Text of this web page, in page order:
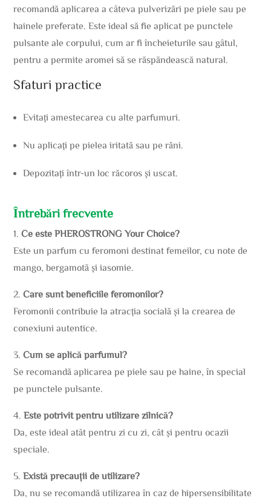
recomandă aplicarea a câteva pulverizări pe piele sau pe
hainele preferate. Este ideal să fie aplicat pe punctele
pulsante ale corpului, cum ar fi încheieturile sau gâtul,
pentru a permite aromei să se răspăndească natural.
Sfaturi practice
Evitați amestecarea cu alte parfumuri.
Nu aplicați pe pielea iritată sau pe răni.
Depozitați într-un loc răcoros și uscat.
Întrebări frecvente
1.Ce este PHEROSTRONG Your Choice?
Este un parfum cu feromoni destinat femeilor, cu note de
mango, bergamotă și iasomie.
2.Care sunt beneficiile feromonilor?
Feromonii contribuie la atracția socială și la crearea de
conexiuni autentice.
3.Cum se aplică parfumul?
Se recomandă aplicarea pe piele sau pe haine, în special
pe punctele pulsante.
4.Este potrivit pentru utilizare zilnică?
Da, este ideal atât pentru zi cu zi, cât și pentru ocazii
speciale.
5.Există precauții de utilizare?
Da, nu se recomandă utilizarea în caz de hipersensibilitate